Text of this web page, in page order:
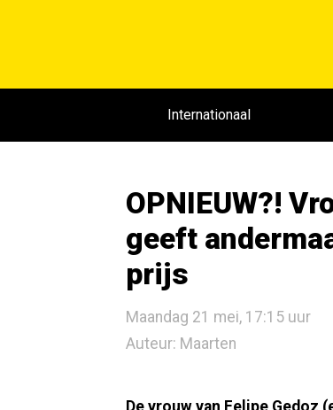
Internationaal
OPNIEUW?!
geeft
prijs
Maandag 21 mei, 17:15 uur
Auteur: Maarten
De vrouw van Felipe